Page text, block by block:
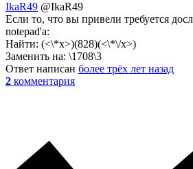
IkaR49 @IkaR49
Если то, что вы привели требуется
notepad'а:
Найти: (<\*x>)(828)(<\*\/x>)
Заменить на: \1708\3
Ответ написан более трёх лет назад
2 комментария